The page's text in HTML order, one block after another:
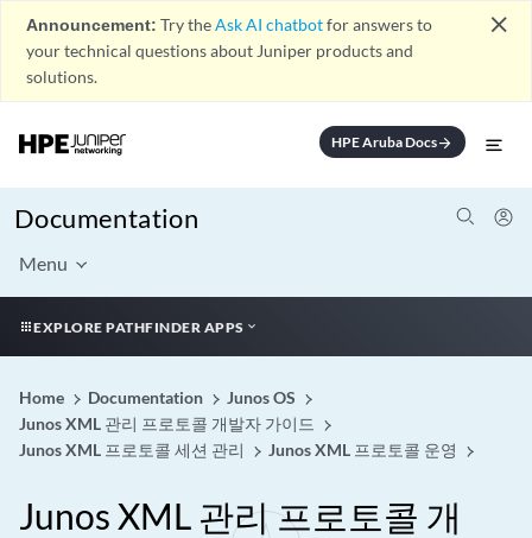
Announcement: Try theAsk AI chatbotfor answers to
your technical questions about Juniper products and
solutions.
close
HPE Aruba Docsarrow_forward
Documentation
Menu
EXPLORE PATHFINDER APPS
Home Documentation
Junos OS
Junos XML 관리 프로토콜 개발자 가이드
Junos XML 프로토콜 세션 관리
Junos XML 프로토콜 운영
Junos XML 관리 프로토콜 개